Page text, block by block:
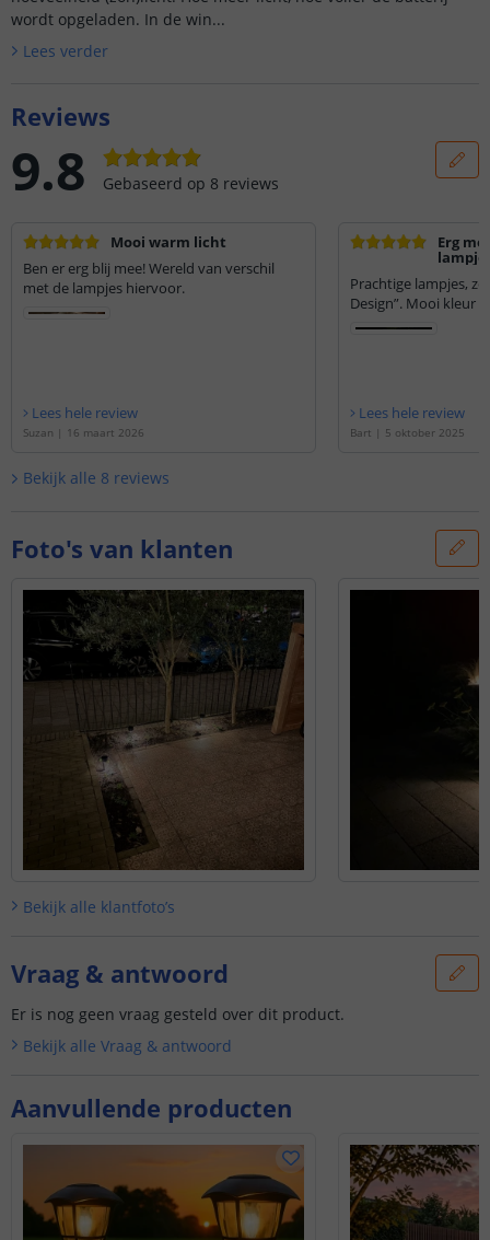
wordt opgeladen. In de win...
Lees verder
Aanvullende producten
Reviews
9.8 Gebaseerd op 8 reviews
Mooi warm licht
Ben er erg blij mee! Wereld van verschil
met de lampjes hiervoor.
Lees hele review
Suzan | 16 maart 2026
Erg
Prachtige lampjes,
Design”. Mooi kleur
Lees hele review
Bart | 5 oktober 2025
Bekijk alle 8 reviews
Foto's van klanten
Bekijk alle klantfoto’s
Vraag & antwoord
Er is nog geen vraag gesteld over dit product.
Bekijk alle Vraag & antwoord